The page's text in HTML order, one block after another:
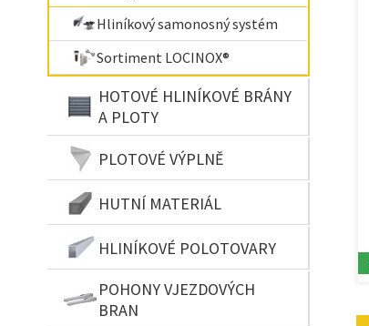
Hliníkový samonosný systém
Sortiment LOCINOX®
HOTOVÉ HLINÍKOVÉ BRÁNY
A PLOTY
PLOTOVÉ VÝPLNĚ
HUTNÍ MATERIÁL
HLINÍKOVÉ POLOTOVARY
POHONY VJEZDOVÝCH
BRAN